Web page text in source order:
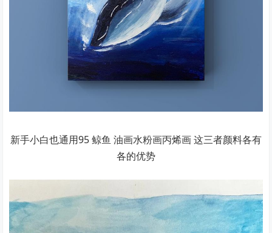
新手小白也通用95 鲸鱼 油画水粉画丙烯画 这三者颜料各有
各的优势